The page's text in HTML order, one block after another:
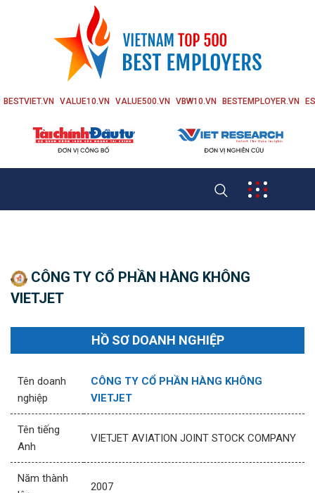
BESTVIET.VN VALUE10.VN VALUE500.VN VBW10.VN BESTEMPLOYER.VN
CÔNG TY CỔ PHẦN HÀNG KHÔNG
VIETJET
HỒ SƠ DOANH NGHIỆP
Tên doanh
nghiệp
CÔNG TY CỔ PHẦN HÀNG KHÔNG
VIETJET
Tên tiếng
Anh
VIETJET AVIATION JOINT STOCK COMPANY
Năm thành
2007